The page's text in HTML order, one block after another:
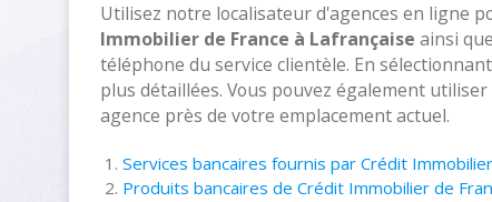
Utilisez notre localisateur d'agences en ligne
Immobilier de France à Lafrançaise ainsi
téléphone du service clientèle. En
plus détaillées. Vous pouvez également
agence près de votre emplacement actuel.
Services bancaires fournis par Crédit
Produits bancaires de Crédit Immobilier de